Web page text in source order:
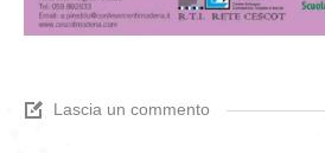
Lascia un commento